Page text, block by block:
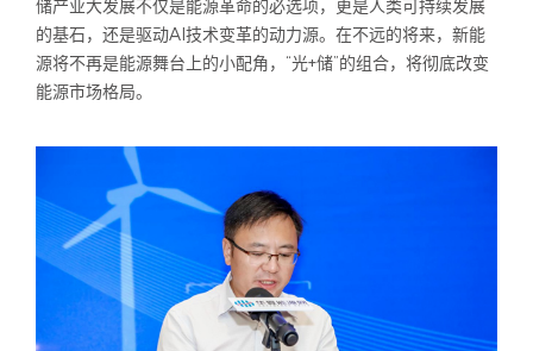
储产业大发展不仅是能源革命的必选项，更是人类可持续发展
的基石，还是驱动AI技术变革的动力源。在不远的将来，新能
源将不再是能源舞台上的小配角，“光+储”的组合，将彻底改变
能源市场格局。